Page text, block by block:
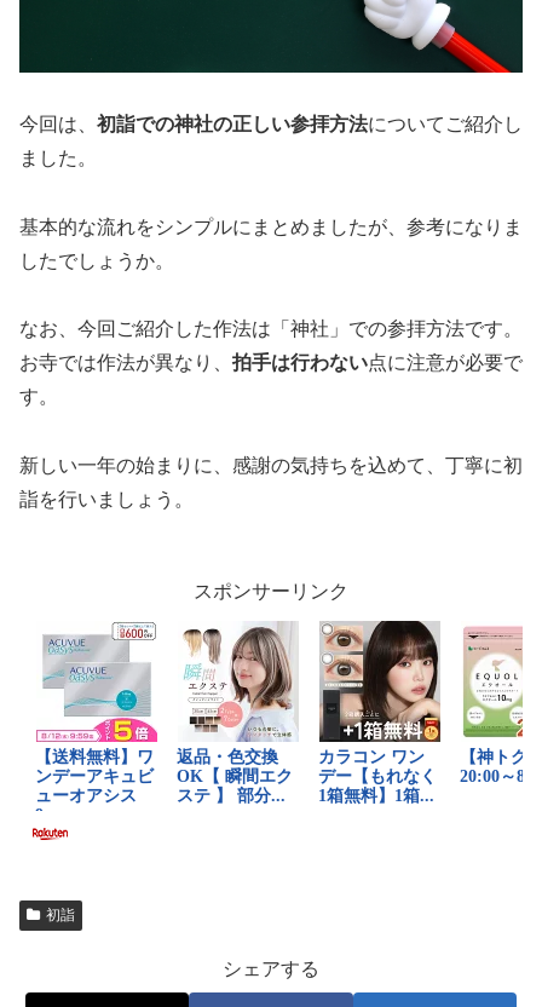
今回は、 初詣での神社の正しい参拝方法についてご紹介し
ました。
基本的な流れをシンプルにまとめましたが、参考になりま
したでしょうか。
なお、今回ご紹介した作法は「神社」での参拝方法です。
お寺では作法が異なり、 拍手は行わない点に注意が必要で
す。
新しい一年の始まりに、感謝の気持ちを込めて、丁寧に初
詣を行いましょう。
スポンサーリンク
初詣
シェアする